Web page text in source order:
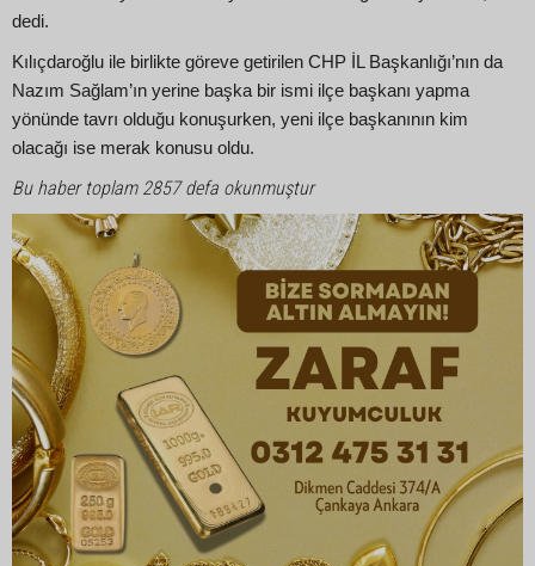
dedi.
Kılıçdaroğlu ile birlikte göreve getirilen CHP İL Başkanlığı’nın da
Nazım Sağlam’ın yerine başka bir ismi ilçe başkanı yapma
yönünde tavrı olduğu konuşurken, yeni ilçe başkanının kim
olacağı ise merak konusu oldu.
Bu haber toplam 2857 defa okunmuştur